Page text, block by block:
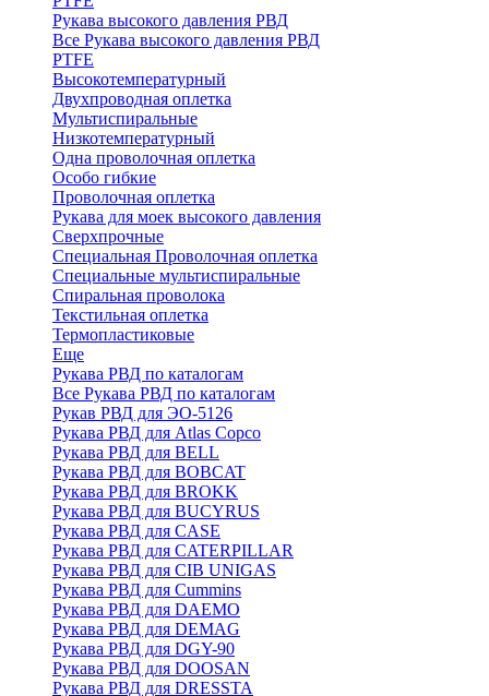
Рукава высокого давления РВД
Все Рукава высокого давления РВД
PTFE
Высокотемпературный
Двухпроводная оплетка
Мультиспиральные
Низкотемпературный
Одна проволочная оплетка
Особо гибкие
Проволочная оплетка
Рукава для моек высокого давления
Сверхпрочные
Специальная Проволочная оплетка
Специальные мультиспиральные
Спиральная проволока
Текстильная оплетка
Термопластиковые
Еще
Рукава РВД по каталогам
Все Рукава РВД по каталогам
Рукав РВД для ЭО-5126
Рукава РВД для Atlas Copco
Рукава РВД для BELL
Рукава РВД для BOBCAT
Рукава РВД для BROKK
Рукава РВД для BUCYRUS
Рукава РВД для CASE
Рукава РВД для CATERPILLAR
Рукава РВД для CIB UNIGAS
Рукава РВД для Cummins
Рукава РВД для DAEMO
Рукава РВД для DEMAG
Рукава РВД для DGY-90
Рукава РВД для DOOSAN
Рукава РВД для DRESSTA